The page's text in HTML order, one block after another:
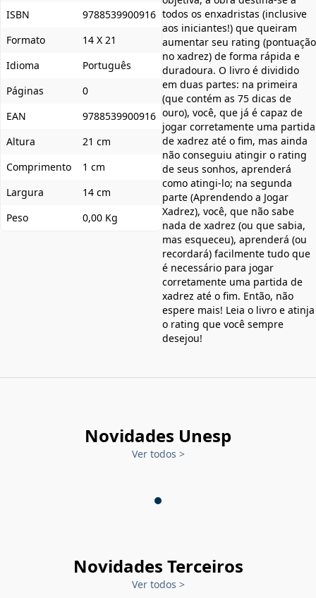
ISBN
9788539900916
Formato
14 X 21
Idioma
Português
Páginas
0
EAN
9788539900916
Altura
21 cm
Comprimento
1 cm
Largura
14 cm
Peso
0,00 Kg
todos os enxadristas (inclusive
aos iniciantes!) que queiram
aumentar seu rating (pontuação
no xadrez) de forma rápida e
duradoura. O livro é dividido
em duas partes: na primeira
(que contém as 75 dicas de
ouro), você, que já é capaz de
jogar corretamente uma partida
de xadrez até o fim, mas ainda
não conseguiu atingir o rating
de seus sonhos, aprenderá
como atingi-lo; na segunda
parte (Aprendendo a Jogar
Xadrez), você, que não sabe
nada de xadrez (ou que sabia,
mas esqueceu), aprenderá (ou
recordará) facilmente tudo que
é necessário para jogar
corretamente uma partida de
xadrez até o fim. Então, não
espere mais! Leia o livro e atinja
o rating que você sempre
desejou!
Novidades Unesp
Ver todos >
Novidades Terceiros
Ver todos >